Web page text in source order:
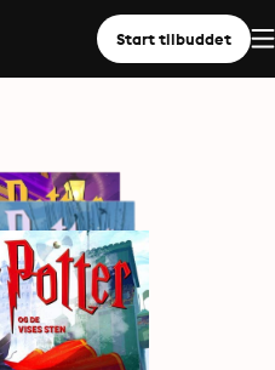
Start tilbuddet